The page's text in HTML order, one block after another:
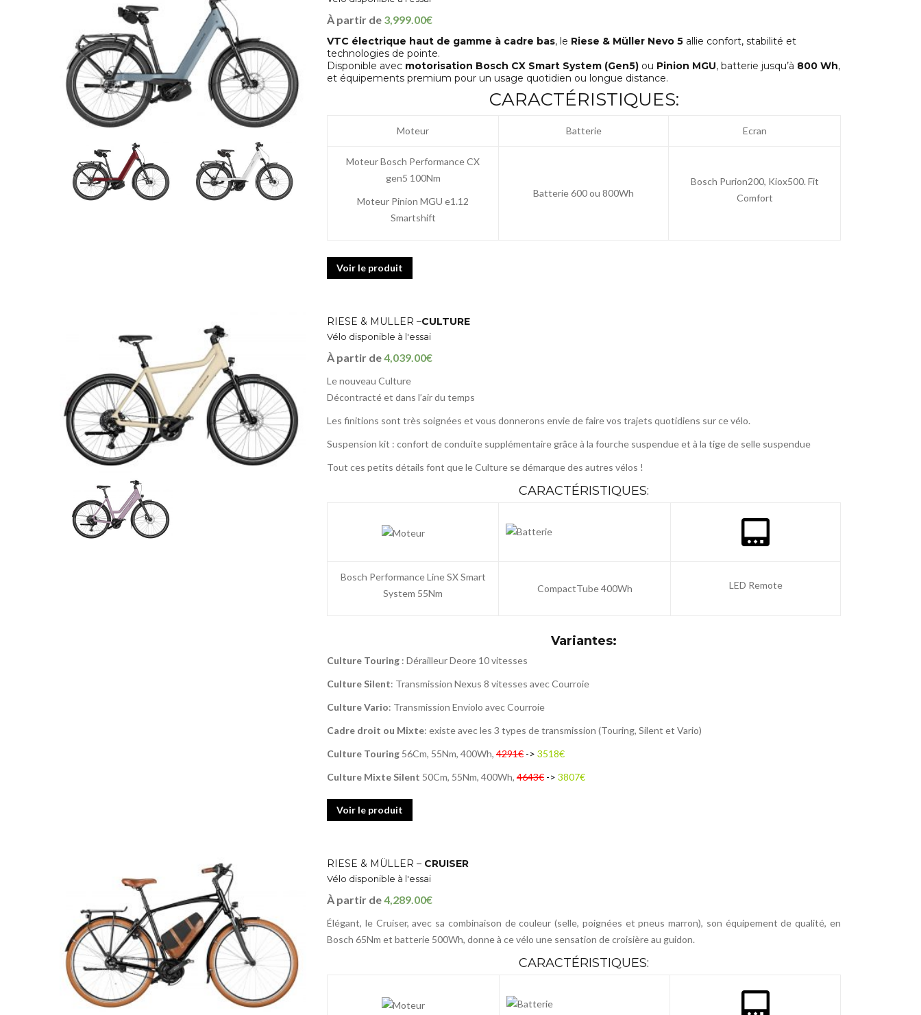
À partir de 3,999.00€
VTC électrique haut de gamme à cadre bas, le Riese & Müller Nevo 5 allie confort, stabilité et
technologies de pointe.
Disponible avec motorisation Bosch CX Smart System (Gen5) ou Pinion MGU, batterie jusqu’à 800 Wh,
et équipements premium pour un usage quotidien ou longue distance.
CARACTÉRISTIQUES:
Moteur Batterie Ecran
Moteur Bosch Performance CX
gen5 100Nm
Moteur Pinion MGU e1.12
Smartshift
Batterie 600 ou 800Wh
Bosch Purion200, Kiox500. Fit
Comfort
Voir le produit
RIESE & MULLER –CULTURE
Vélo disponible à l'essai
À partir de4,039.00€
Le nouveau Culture
Décontracté et dans l’air du temps
Les finitions sont très soignées et vous donnerons envie de faire vos trajets quotidiens sur cevélo.
Suspension kit : confort de conduite supplémentaire grâce à la fourche suspendue et à la tige de selle suspendue
Tout ces petits détails font que le Culture se démarque des autres vélos !
CARACTÉRISTIQUES:
Bosch Performance Line SX Smart
System 55Nm
CompactTube 400Wh LED Remote
Variantes:
Culture Touring : Dérailleur Deore 10 vitesses
Culture Silent: Transmission Nexus 8 vitesses avec Courroie
Culture Vario: Transmission Enviolo avec Courroie
Cadre droit ou Mixte: existe avec les 3 types de transmission (Touring, Silent et Vario)
Culture Touring 56Cm, 55Nm, 400Wh, 4291€ -> 3518€
Culture Mixte Silent 50Cm, 55Nm, 400Wh, 4643€ -> 3807€
Voir le produit
RIESE & MÜLLER – CRUISER
Vélo disponible à l'essai
À partir de4,289.00€
Élégant, le Cruiser, avec sa combinaison de couleur(selle, poignées et pneus marron), son équipement de qualité, en
Bosch 65Nm et batterie 500Wh, donne à ce vélo une sensation de croisière au guidon.
CARACTÉRISTIQUES: